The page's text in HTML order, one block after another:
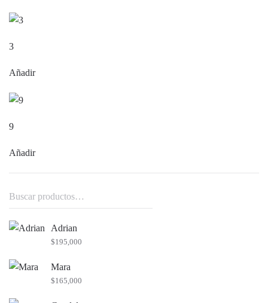
3
Añadir
9
Añadir
Buscar
por:
Adrian
$195,000
Mara
$165,000